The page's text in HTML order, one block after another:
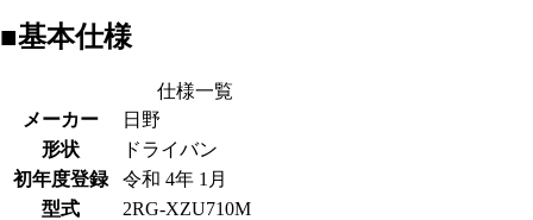
■基本仕様
仕様一覧
メーカー
日野
形状
ドライバン
初年度登録
令和 4年 1月
型式
2RG-XZU710M